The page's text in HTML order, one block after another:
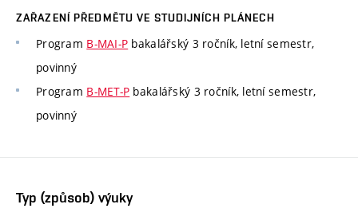
ZAŘAZENÍ PŘEDMĚTU VE STUDIJNÍCH PLÁNECH
Program B-MAI-P bakalářský 3 ročník, letní semestr,
povinný
Program B-MET-P bakalářský 3 ročník, letní semestr,
povinný
Typ (způsob) výuky